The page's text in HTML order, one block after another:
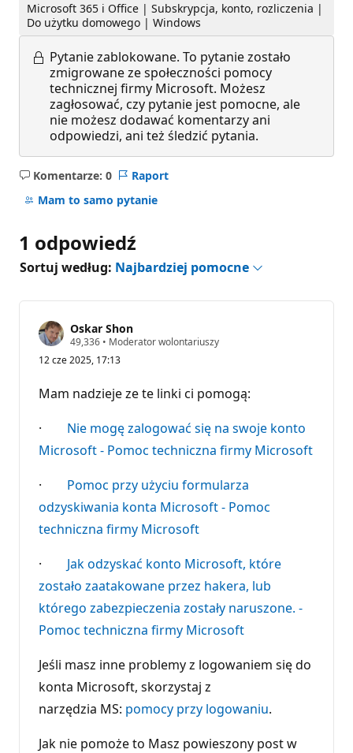
Microsoft 365 i Office | Subskrypcja, konto, rozliczenia |
Do użytku domowego | Windows
Pytanie zablokowane. To pytanie zostało
zmigrowane ze społeczności pomocy
technicznej firmy Microsoft. Możesz
zagłosować, czy pytanie jest pomocne, ale
nie możesz dodawać komentarzy ani
odpowiedzi, ani też śledzić pytania.
Komentarze: 0
Brak
komentarzy
Raport
Mam to samo pytanie
1 odpowiedź
Sortuj według: Najbardziej pomocne
Oskar Shon
49,336 P
n
t
y
e
p
c
i
• Moderator wolontariuszy
12 cze 2025, 17:13
Mam nadzieje ze te linki ci pomogą:
· Nie mogę zalogować się na swoje konto
Microsoft - Pomoc techniczna firmy Microsoft
· Pomoc przy użyciu formularza
odzyskiwania konta Microsoft - Pomoc
techniczna firmy Microsoft
· Jak odzyskać konto Microsoft, które
zostało zaatakowane przez hakera, lub
którego zabezpieczenia zostały naruszone. -
Pomoc techniczna firmy Microsoft
Jeśli masz inne problemy z logowaniem się do
konta Microsoft, skorzystaj z
narzędzia MS: pomocy przy logowaniu.
Jak nie pomoże to Masz powieszony post w